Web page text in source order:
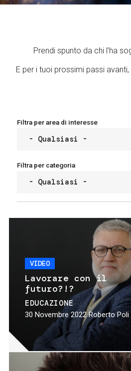
Servizi e accessibilità
Prendi spunto da chi l’ha
E per i tuoi prossimi passi
Filtra per area di interesse
Filtra per categoria
VIDEO
Lavorare con il
futuro?!?
EDUCAZIONE
30 Novembre 2022 Roberto Poli